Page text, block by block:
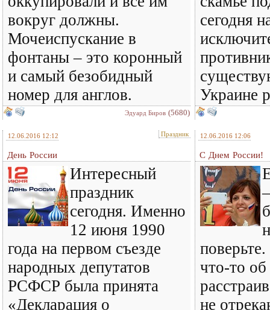
вокруг должны.
Мочеиспускание в
фонтаны – это коронный
и самый безобидный
номер для англов.
Эдуард Биров (5680)
сегодня
Украине
12.06.2016 12:12 Праздник
День России
Интересный
праздник
сегодня. Именно
12 июня 1990
года на первом съезде
народных депутатов
РСФСР была принята
«Декларация о
12.06.2016 12:06
С Днем России!
что-то
не